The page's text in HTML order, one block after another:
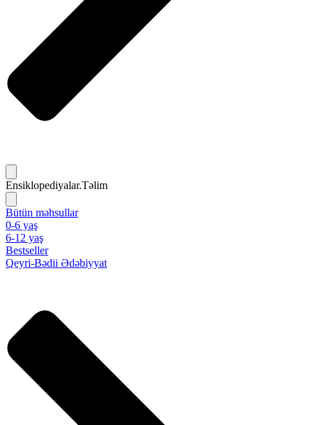
Ensiklopediyalar.Təlim
Bütün məhsullar
0-6 yaş
6-12 yaş
Bestseller
Qeyri-Bədii Ədəbiyyat